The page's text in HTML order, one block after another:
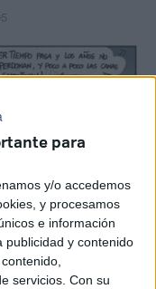
para
y/o accedemos
y procesamos
e información
publicidad y contenido
servicios. Con su